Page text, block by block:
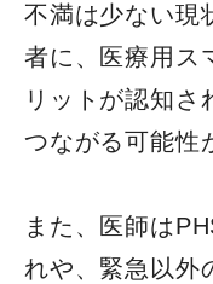
不満は少ない現
者に、医療用ス
リットが認知さ
つながる可能性
また、医師は
れや、緊急以外